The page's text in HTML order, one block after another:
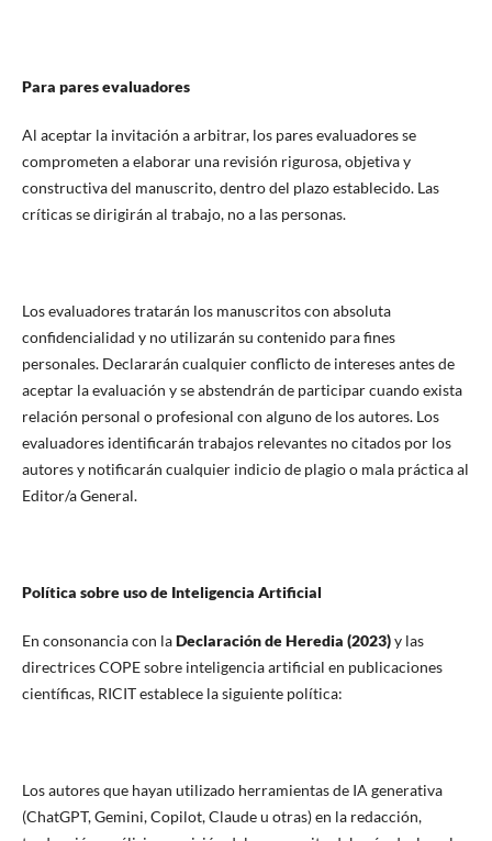
Para pares evaluadores
Al aceptar la invitación a arbitrar, los pares evaluadores se
comprometen a elaborar una revisión rigurosa, objetiva y
constructiva del manuscrito, dentro del plazo establecido. Las
críticas se dirigirán al trabajo, no a las personas.
Los evaluadores tratarán los manuscritos con absoluta
confidencialidad y no utilizarán su contenido para fines
personales. Declararán cualquier conflicto de intereses antes de
aceptar la evaluación y se abstendrán de participar cuando exista
relación personal o profesional con alguno de los autores. Los
evaluadores identificarán trabajos relevantes no citados por los
autores y notificarán cualquier indicio de plagio o mala práctica al
Editor/a General.
Política sobre uso de Inteligencia Artificial
En consonancia con laDeclaración de Heredia (2023)y las
directrices COPE sobre inteligencia artificial en publicaciones
científicas, RICIT establece la siguiente política:
Los autores que hayan utilizado herramientas de IA generativa
(ChatGPT, Gemini, Copilot, Claude u otras) en la redacción,